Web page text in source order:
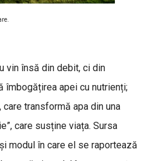
vin însă din debit, ci din
îmbogățirea apei cu nutrienți;
transformă apa din una
care susține viața. Sursa
modul în care el se raportează